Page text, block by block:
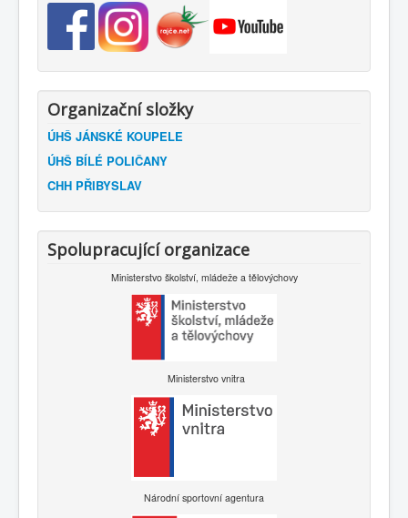
Organizační složky
ÚHŠ JÁNSKÉ KOUPELE
ÚHŠ BÍLÉ POLIČANY
CHH PŘIBYSLAV
Spolupracující organizace
Ministerstvo školství, mládeže a tělovýchovy
Ministerstvo vnitra
Národní sportovní agentura